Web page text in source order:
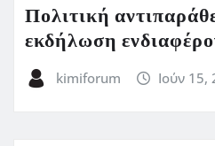
Πολιτική
εκδήλωση
kimiforum Ιούν 15,